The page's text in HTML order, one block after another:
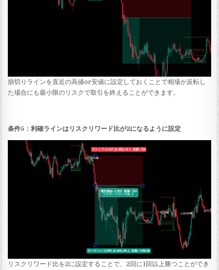
損切りラインを直近の高値or安値に設定しておくことで相場が反転し
た場合にも最小限のリスクで取引を終えることができます。
条件5：利確ラインはリスクリワード比が2になるように設定
リスクリワード比を2に設定することで、2回に1回以上勝つことができ